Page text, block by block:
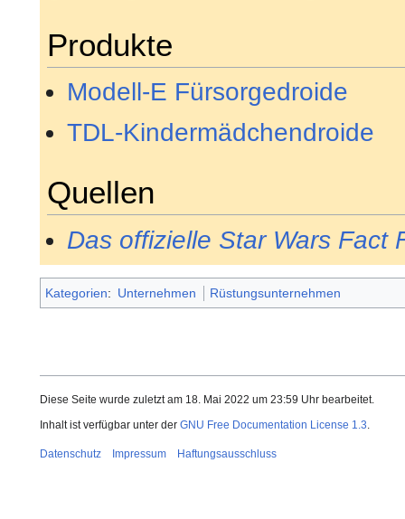
Produkte
Modell-E Fürsorgedroide
TDL-Kindermädchendroide
Quellen
Das offizielle Star Wars Fact
Kategorien: Unternehmen Rüstungsunternehmen
Diese Seite wurde zuletzt am 18. Mai 2022 um 23:59 Uhr bearbeitet.
Inhalt ist verfügbar unter der GNU Free Documentation License 1.3.
Datenschutz Impressum Haftungsausschluss